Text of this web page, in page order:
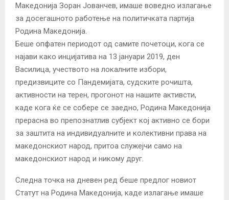
Македонија Зоран Јованчев, имаше воведно излагање
за досегашното работење на политичката партија
Родина Македонија.
Беше опфатен периодот од самите почетоци, кога се
најави како инцијатива на 13 јануари 2019, ден
Василица, учеството на локалните избори,
предизвиците со Пандемијата, судските рочишта,
активности на терен, прогонот на нашите активсти,
каде кога ќе се собере се заедно, Родина Македонија
прерасна во препознатлив субјект кој активно се бори
за заштита на индивидуалните и колективни права на
македонскиот народ, притоа служејчи само на
македонскиот народ и никому друг.
Следна точка на дневен ред беше предлог новиот
Статут на Родина Македонија, каде излагање имаше